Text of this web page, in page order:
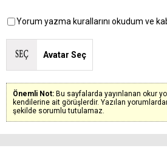
Yorum yazma kurallarını okudum ve
Avatar Seç
Önemli Not: Bu sayfalarda yayınlanan okur
kendilerine ait görüşlerdir. Yazılan
şekilde sorumlu tutulamaz.